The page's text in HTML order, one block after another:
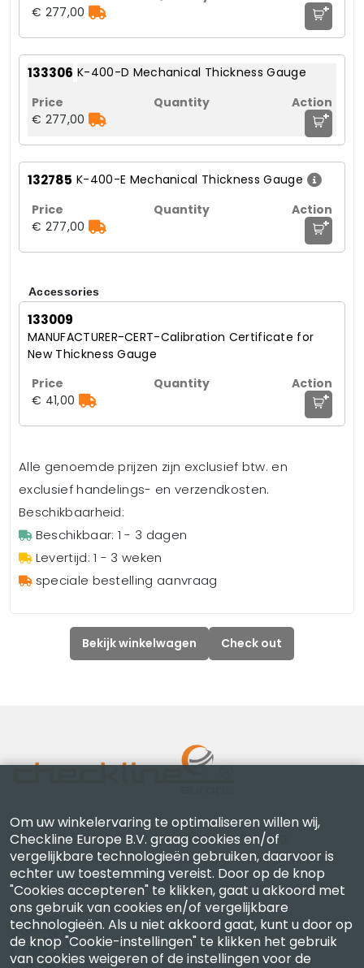
€ 277,00 +
133306 K-400-D Mechanical Thickness Gauge
€ 277,00 +
132785 K-400-E Mechanical Thickness Gauge
€ 277,00 +
Accessories
133009
MANUFACTURER-CERT-Calibration Certificate for
New Thickness Gauge
€ 41,00 +
Alle genoemde prijzen zijn exclusief btw. en
exclusief handelings- en verzendkosten.
Beschikbaarheid:
Beschikbaar: 1 - 3 dagen
Levertijd: 1 - 3 weken
speciale bestelling aanvraag
Bekijk winkelwagen Check out
Checkline Europe B.V. — specialisten in levering,
kalibratie, certificering en reparatie van hoogwaardige
precisiemeetinstrumenten.
Om uw winkelervaring te optimaliseren willen wij,
Checkline Europe B.V. graag cookies en/of
vergelijkbare technologieën gebruiken, daarvoor is
echter uw toestemming vereist. Door op de knop
"Cookies accepteren" te klikken, gaat u akkoord met
ons gebruik van cookies en/of vergelijkbare
technologieën. Als u niet akkoord gaat, kunt u door op
de knop "Cookie-instellingen" te klikken het gebruik
van cookies weigeren of de instellingen voor de